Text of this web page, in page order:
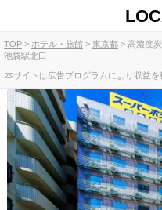
TOP ホテル・旅館 東京都
高濃度
池袋駅北口
本サイトは広告プログラムにより収益を